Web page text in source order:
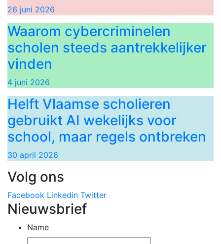
26 juni 2026
Waarom cybercriminelen
scholen steeds aantrekkelijker
vinden
4 juni 2026
Helft Vlaamse scholieren
gebruikt AI wekelijks voor
school, maar regels ontbreken
30 april 2026
Volg ons
Facebook Linkedin Twitter
Nieuwsbrief
Name